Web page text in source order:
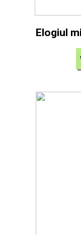
Elogiul